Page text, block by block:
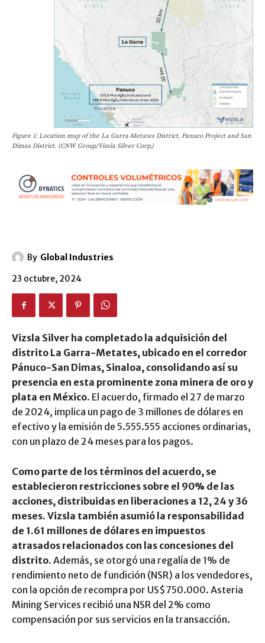
Figure 1: Location map of the La Garra-Metates District, Panuco Project and San
Dimas District. (CNW Group/Vizsla Silver Corp.)
By Global Industries
23 octubre, 2024
Vizsla Silver ha completado la adquisición del
distrito La Garra-Metates, ubicado en el corredor
Pánuco-San Dimas, Sinaloa, consolidando así su
presencia en esta prominente zona minera de oro y
plata en México. El acuerdo, firmado el 27 de marzo
de 2024, implica un pago de 3 millones de dólares en
efectivo y la emisión de 5.555.555 acciones ordinarias,
con un plazo de 24 meses para los pagos.
Como parte de los términos del acuerdo, se
establecieron restricciones sobre el 90% de las
acciones, distribuidas en liberaciones a 12, 24 y 36
meses. Vizsla también asumió la responsabilidad
de 1.61 millones de dólares en impuestos
atrasados relacionados con las concesiones del
distrito. Además, se otorgó una regalía de 1% de
rendimiento neto de fundición (NSR) a los vendedores,
con la opción de recompra por US$750.000. Asteria
Mining Services recibió una NSR del 2% como
compensación por sus servicios en la transacción.